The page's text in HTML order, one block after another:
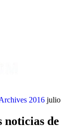
2016 julio
de